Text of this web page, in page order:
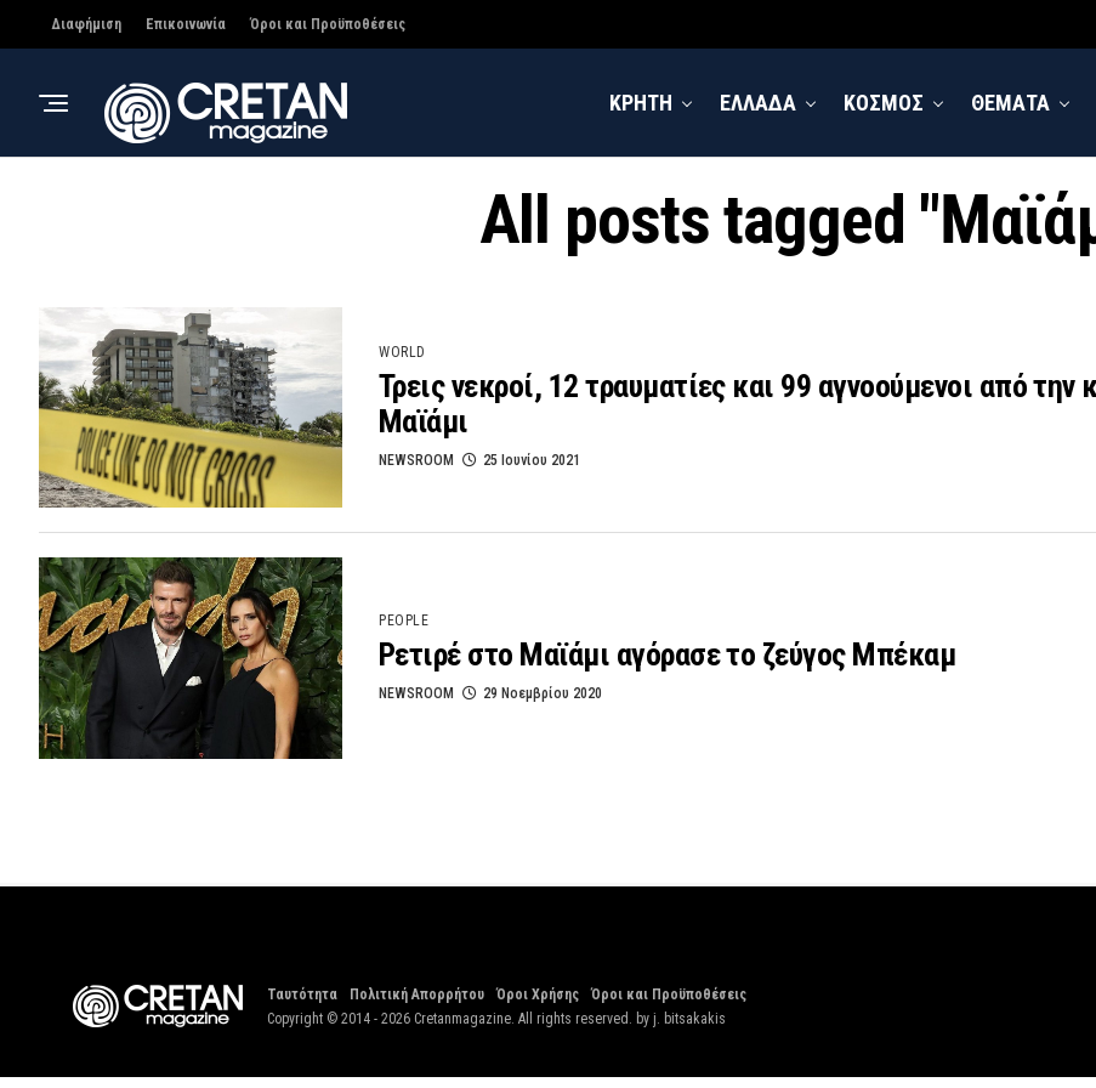
Διαφήμιση Επικοινωνία Όροι και Προϋποθέσεις
ΚΡΗΤΗ ΕΛΛΑΔΑ ΚΟΣΜΟΣ ΘΕΜΑΤΑ
All posts tagged
WORLD
Τρεις νεκροί, 12 τραυματίες και 99 αγνοούμενοι από
Μαϊάμι
NEWSROOM 25 Ιουνίου 2021
PEOPLE
Ρετιρέ στο Μαϊάμι αγόρασε το ζεύγος Μπέκαμ
NEWSROOM 29 Νοεμβρίου 2020
Ταυτότητα Πολιτική Απορρήτου Όροι Χρήσης
Όροι και Προϋποθέσεις
Copyright © 2014 - 2026 Cretanmagazine. All rights reserved. by j. bitsakakis